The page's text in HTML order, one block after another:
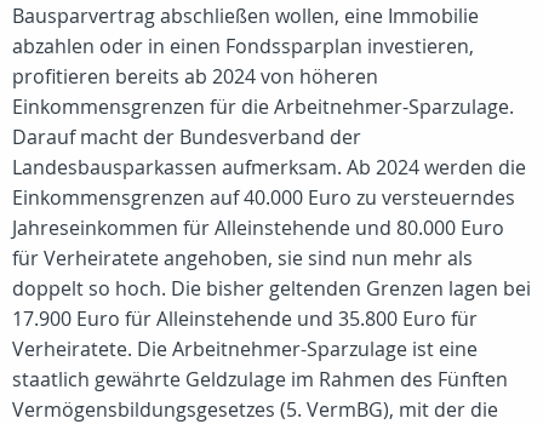
Bausparvertrag abschließen wollen, eine Immobilie
abzahlen oder in einen Fondssparplan investieren,
profitieren bereits ab 2024 von höheren
Einkommensgrenzen für die Arbeitnehmer-Sparzulage.
Darauf macht der Bundesverband der
Landesbausparkassen aufmerksam. Ab 2024 werden die
Einkommensgrenzen auf 40.000 Euro zu versteuerndes
Jahreseinkommen für Alleinstehende und 80.000 Euro
für Verheiratete angehoben, sie sind nun mehr als
doppelt so hoch. Die bisher geltenden Grenzen lagen bei
17.900 Euro für Alleinstehende und 35.800 Euro für
Verheiratete. Die Arbeitnehmer-Sparzulage ist eine
staatlich gewährte Geldzulage im Rahmen des Fünften
Vermögensbildungsgesetzes (5. VermBG), mit der die